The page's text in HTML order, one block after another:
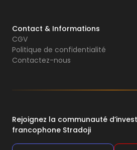
Contact & Informations
CGV
Politique de confidentialité
Contactez-nous
Rejoignez la communauté
francophone Stradoji